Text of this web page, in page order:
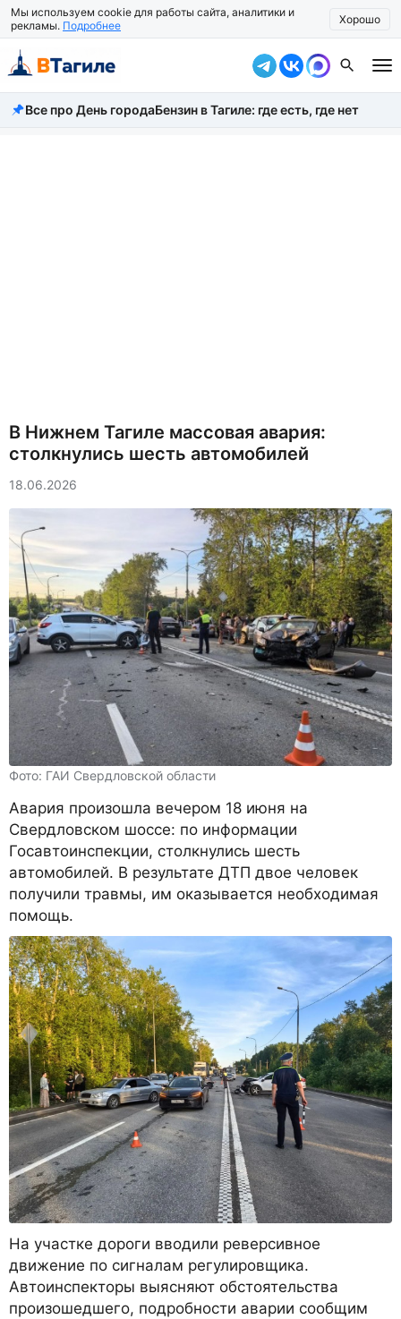
Мы используем cookie для работы сайта, аналитики и
рекламы. Подробнее Хорошо
Все новости
Все про День городаБензин в Тагиле: где есть, где нет
В Нижнем Тагиле массовая авария:
столкнулись шесть автомобилей
18.06.2026
Фото: ГАИ Свердловской области
Авария произошла вечером 18 июня на
Свердловском шоссе: по информации
Госавтоинспекции, столкнулись шесть
автомобилей. В результате ДТП двое человек
получили травмы, им оказывается необходимая
помощь.
На участке дороги вводили реверсивное
движение по сигналам регулировщика.
Автоинспекторы выясняют обстоятельства
произошедшего, подробности аварии сообщим